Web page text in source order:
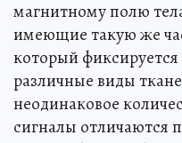
магнитному полю
имеющие такую же
который
различные виды
неодинаковое
сигналы отличаются